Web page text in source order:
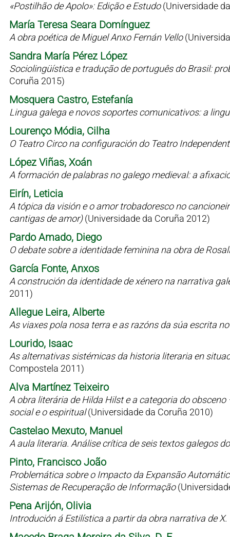
«Postilhão de Apolo»: Edição e Estudo(Universidade
María Teresa Seara Domínguez
A obra poética de Miguel Anxo Fernán Vello
Sandra María Pérez López
Sociolingüística e tradução de português do Brasil:
Coruña 2015)
Mosquera Castro, Estefanía
Lingua galega e novos soportes comunicativos: a
Lourenço Módia, Cilha
O Teatro Circo na configuración do Teatro
López Viñas, Xoán
A formación de palabras no galego medieval: a
Eirín, Leticia
A tópica da visión e o amor trobadoresco no
cantigas de amor)(Universidade da Coruña 2012)
Pardo Amado, Diego
O debate sobre a identidade feminina na obra de
García Fonte, Anxos
A construción da identidade de xénero na narrativa
2011)
Allegue Leira, Alberte
As viaxes pola nosa terra e as razóns da súa escrita
Lourido, Isaac
As alternativas sistémicas da historia literaria en
Compostela 2011)
Alva Martínez Teixeiro
A obra literária de Hilda Hilst e a categoria do
social e o espiritual(Universidade da Coruña 2010)
Castelao Mexuto, Manuel
A aula literaria. Análise crítica de seis textos galegos
Pinto, Francisco João
Problemática sobre o Impacto da Expansão
Sistemas de Recuperação de Informação
Pena Arijón, Olivia
Introdución á Estilística a partir da obra narrativa de X.